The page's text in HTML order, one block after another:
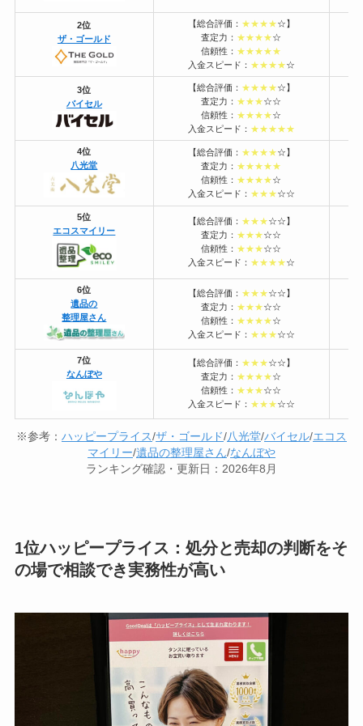
2位
ザ・ゴールド
【総合評価： ★★★★☆】
査定力： ★★★★☆
信頼性： ★★★★★
入金スピード： ★★★★☆
3位
バイセル
【総合評価： ★★★★☆】
査定力： ★★★☆☆
信頼性： ★★★★☆
入金スピード： ★★★★★
4位
八光堂
【総合評価： ★★★★☆】
査定力： ★★★★★
信頼性： ★★★★☆
入金スピード： ★★★☆☆
5位
エコスマイリー
【総合評価： ★★★☆☆】
査定力： ★★★☆☆
信頼性： ★★★☆☆
入金スピード： ★★★★☆
6位
遺品の
整理屋さん
【総合評価： ★★★☆☆】
査定力： ★★★☆☆
信頼性： ★★★★☆
入金スピード： ★★★☆☆
7位
なんぼや
【総合評価： ★★★☆☆】
査定力： ★★★★☆
信頼性： ★★★☆☆
入金スピード： ★★★☆☆
※参考： ハッピープライス/ザ・ゴールド/八光堂/バイセル/エコス
マイリー/遺品の整理屋さん/なんぼや
ランキング確認・更新日：2026年8月
1位ハッピープライス：処分と売却の判断をそ
の場で相談でき実務性が高い